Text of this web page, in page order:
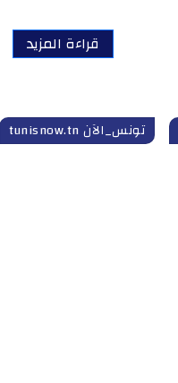
قراءة المزيد
تونس_الآن tunisnow.tn